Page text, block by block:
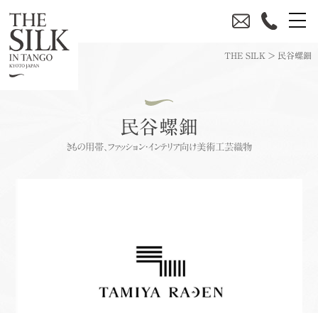
THE SILK > 民谷螺鈿
民谷螺鈿
きもの用帯、ファッション・インテリア向け美術工芸織物